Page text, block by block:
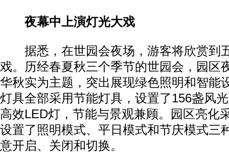
夜幕中上演灯光大戏
据悉，在世园会夜场，游客将欣赏到
戏。历经春夏秋三个季节的世园会，园区
华秋实为主题，突出展现绿色照明和智能
灯具全部采用节能灯具，设置了156盏风
高效LED灯，节能与景观兼顾。园区亮化
设置了照明模式、平日模式和节庆模式三
意开启、关闭和切换。